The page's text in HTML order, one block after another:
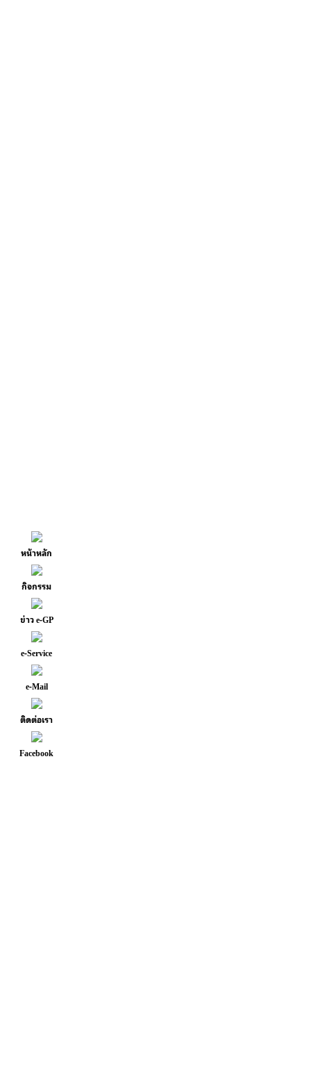
หน้าหลัก
กิจกรรม
ข่าว e-GP
e-Service
e-Mail
ติดต่อเรา
Facebook